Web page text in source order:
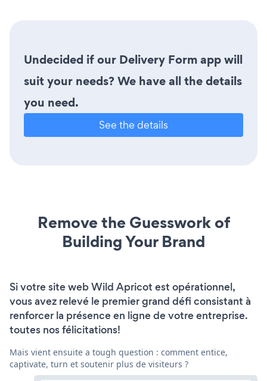
Undecided if our Delivery Form app will
suit your needs? We have all the details
you need.
See the details
Remove the Guesswork of
Building Your Brand
Si votre site web Wild Apricot est opérationnel,
vous avez relevé le premier grand défi consistant à
renforcer la présence en ligne de votre entreprise.
toutes nos félicitations!
Mais vient ensuite a tough question : comment entice,
captivate, turn et soutenir plus de visiteurs ?